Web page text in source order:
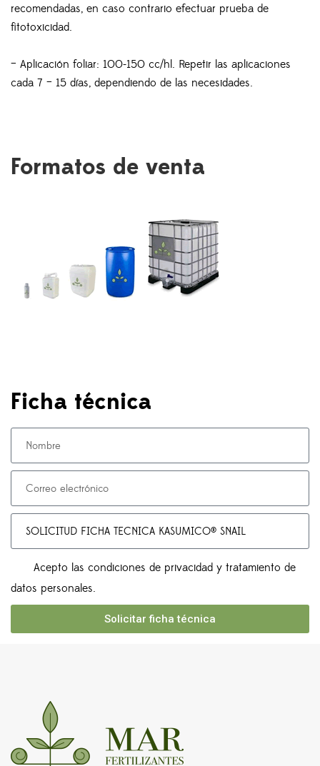
recomendadas, en caso contrario efectuar prueba de
fitotoxicidad.
– Aplicación foliar: 100-150 cc/hl. Repetir las aplicaciones
cada 7 – 15 días, dependiendo de las necesidades.
Formatos de venta
Ficha técnica
Acepto las condiciones de privacidad y tratamiento de
datos personales.
Solicitar ficha técnica